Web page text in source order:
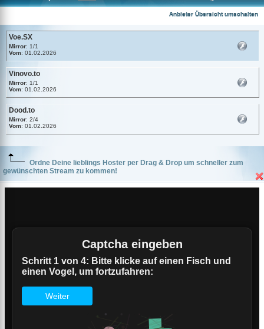
Anbieter Übersicht umschalten
Voe.SX
Mirror: 1/1
Vom: 01.02.2026
Vinovo.to
Mirror: 1/1
Vom: 01.02.2026
Dood.to
Mirror: 2/4
Vom: 01.02.2026
Ordne Deine lieblings Hoster per Drag & Drop um schneller zum
gewünschten Stream zu kommen!